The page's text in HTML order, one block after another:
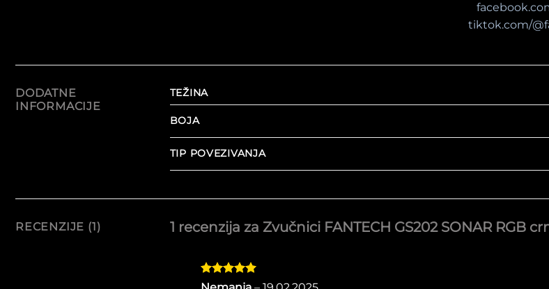
tiktok.com/
DODATNE
INFORMACIJE
TEŽINA
BOJA
TIP POVEZIVANJA
RECENZIJE (1) 1 recenzija za Zvučnici FANTECH GS202 SONAR RGB
Ocenjeno